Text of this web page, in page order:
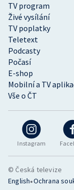
Instagram
TV program
Živé vysílání
TV poplatky
Teletext
Podcasty
Počasí
E-shop
Mobilní a TV
Vše o ČT
© Česká televize
English•Ochrana